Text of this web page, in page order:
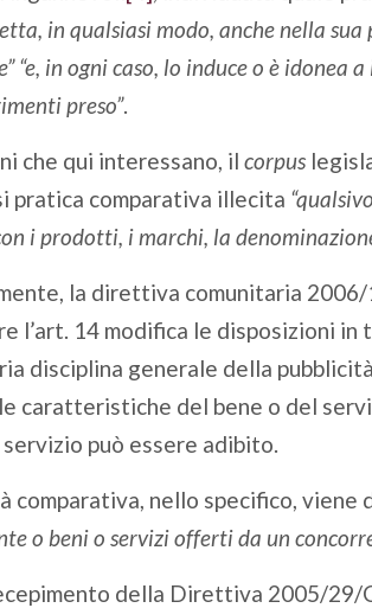
in qualsiasi modo, anche nella
“e, in ogni caso, lo induce o è
preso”.
che qui interessano, il corpus
pratica comparativa illecita
i prodotti, i marchi, la
la direttiva comunitaria
l’art. 14 modifica le disposizioni
disciplina generale della
caratteristiche del bene o del
può essere adibito.
comparativa, nello specifico, viene
o beni o servizi offerti da un
della Direttiva 2005/29/